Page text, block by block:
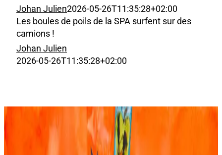
Johan Julien2026-05-26T11:35:28+02:00
Les boules de poils de la SPA surfent sur des
camions !
Johan Julien
2026-05-26T11:35:28+02:00